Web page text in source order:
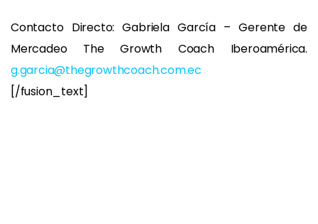
Contacto Directo: Gabriela García – Gerente de
Mercadeo The Growth Coach Iberoamérica.
g.garcia@thegrowthcoach.com.ec
[/fusion_text]